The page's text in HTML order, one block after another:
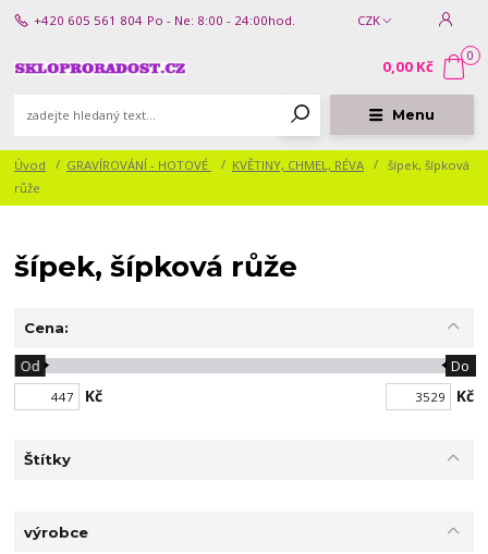
Menu
CZK
+420 605 561 804 Po - Ne: 8:00 - 24:00hod.
0
0,00 Kč
Úvod GRAVÍROVÁNÍ - HOTOVÉ KVĚTINY, CHMEL, RÉVA
šípek, šípková
růže
šípek, šípková růže
Cena:
Kč
Od Do
Kč
Štítky
výrobce